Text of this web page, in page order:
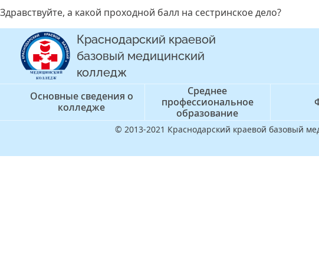
Здравствуйте, а какой проходной балл на сестринское дело?
Краснодарский краевой
базовый медицинский
колледж
Основные сведения о
колледже
Среднее
профессиональное
образование
© 2013-2021 Краснодарский краевой базовый